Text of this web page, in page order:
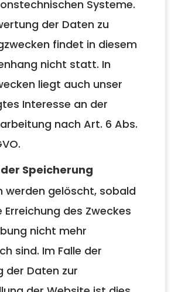
Systeme.
der Daten zu
findet in diesem
nicht statt. In
liegt auch unser
Interesse an der
nach Art. 6 Abs.
Speicherung
werden gelöscht, sobald
Erreichung des Zweckes
nicht mehr
sind. Im Falle der
der Daten zur